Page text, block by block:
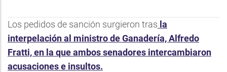
Los pedidos de sanción surgieron tras la
interpelación al ministro de Ganadería, Alfredo
Fratti, en la que ambos senadores intercambiaron
acusaciones e insultos.